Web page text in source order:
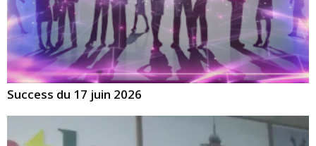
Success du 17 juin 2026